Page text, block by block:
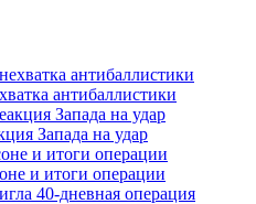
антибаллистики
Запада на удар
и итоги операции